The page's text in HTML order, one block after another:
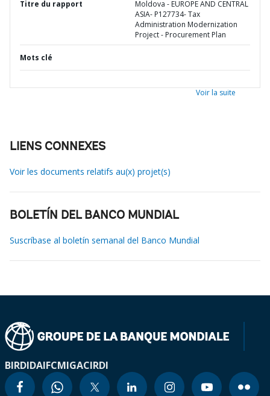
Titre du rapport
Moldova - EUROPE AND CENTRAL
ASIA- P127734- Tax
Administration Modernization
Project - Procurement Plan
Mots clé
Voir la suite
LIENS CONNEXES
Voir les documents relatifs au(x) projet(s)
BOLETÍN DEL BANCO MUNDIAL
Suscríbase al boletín semanal del Banco Mundial
BIRDIDAIFCMIGACIRDI